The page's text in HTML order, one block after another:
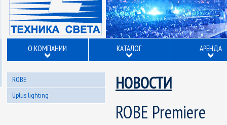
О КОМПАНИИ КАТАЛОГ АРЕНДА
ROBE
Uplus lighting
НОВОСТИ
ROBE Premiere